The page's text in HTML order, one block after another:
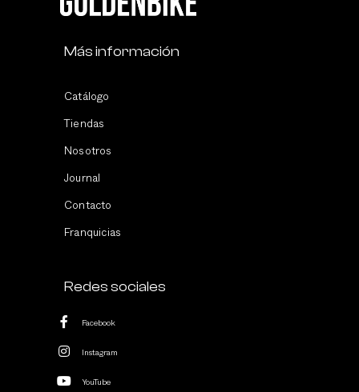
Más información
Catálogo
Tiendas
Nosotros
Journal
Contacto
Franquicias
Redes sociales
Facebook
Instagram
YouTube